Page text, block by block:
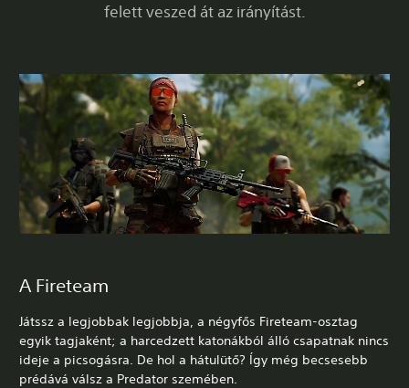
felett veszed át az irányítást.
A Fireteam
Játssz a legjobbak legjobbja, a négyfős Fireteam-osztag
egyik tagjaként; a harcedzett katonákból álló csapatnak nincs
ideje a picsogásra. De hol a hátulütő? Így még becsesebb
prédává válsz a Predator szemében.